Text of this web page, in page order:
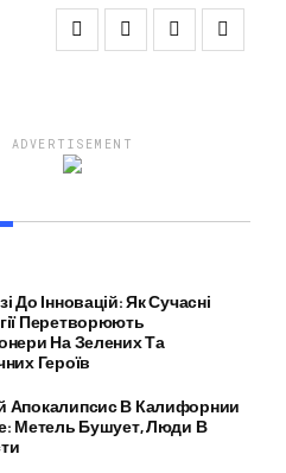
ADVERTISEMENT
До Інновацій: Як Сучасні
Перетворюють
На Зелених Та
Героїв
Апокалипсис В Калифорнии
Метель Бушует, Люди В